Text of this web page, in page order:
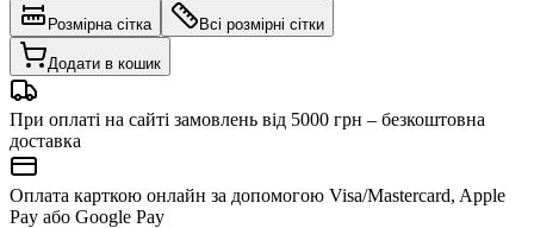
Розмірна сітка Всі розмірні сітки
Додати в кошик
При оплаті на сайті замовлень від 5000 грн – безкоштовна
доставка
Оплата карткою онлайн за допомогою Visa/Mastercard, Apple
Pay або Google Pay